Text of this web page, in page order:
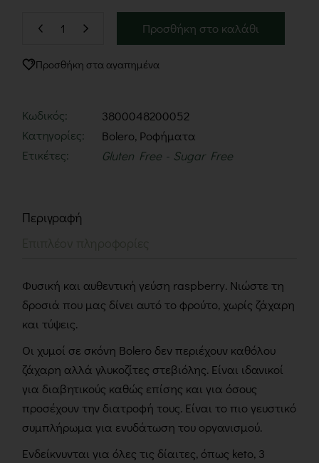
Προσθήκη στο καλάθι
Προσθήκη στα αγαπημένα
Κωδικός:
3800048200052
Κατηγορίες:
Bolero, Ροφήματα
Ετικέτες:
Gluten Free Sugar Free
Περιγραφή
Φυσική και αυθεντική γεύση raspberry. Νιώστε τη
δροσιά που μας δίνει αυτό το φρούτο, χωρίς ζάχαρη
και τύψεις.
Οι χυμοί σε σκόνη Bolero δεν περιέχουν καθόλου
ζάχαρη αλλά γλυκοζίτες στεβιόλης. Είναι ιδανικοί
για διαβητικούς καθώς επίσης και για όσους
προσέχουν την διατροφή τους. Είναι το πιο γευστικό
συμπλήρωμα για ενυδάτωση του οργανισμού.
Ενδείκνυνται για όλες τις δίαιτες, όπως keto, 3